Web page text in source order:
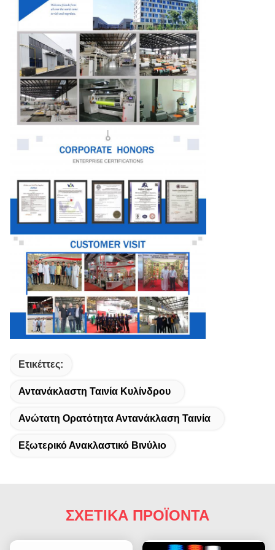
Ετικέττες:
Αντανάκλαστη Ταινία Κυλίνδρου
Ανώτατη Ορατότητα Αντανάκλαση Ταινία
Εξωτερικό Ανακλαστικό Βινύλιο
ΣΧΕΤΙΚΑ ΠΡΟΪΟΝΤΑ